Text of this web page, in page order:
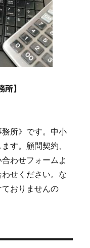
所】
所》です。中小
す。顧問契約、
わせフォームよ
せください。な
おりませんの